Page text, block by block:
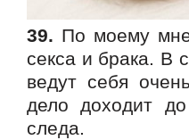
39. По моему
секса и брака. В
ведут себя
дело доходит
следа.